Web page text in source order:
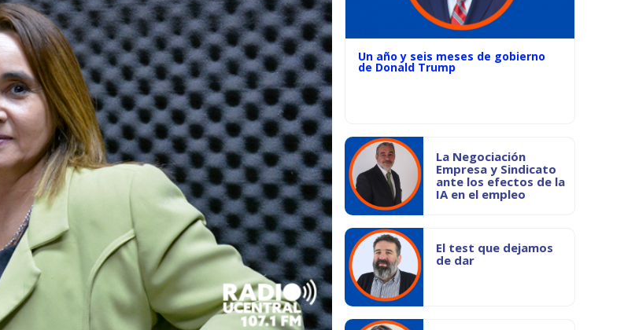
Un año y seis meses de gobierno
de Donald Trump
La Negociación
Empresa y Sindicato
ante los efectos de la
IA en el empleo
El test que dejamos
de dar